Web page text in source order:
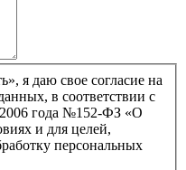
я даю свое согласие на
в соответствии с
года №152-ФЗ «О
и для целей,
персональных